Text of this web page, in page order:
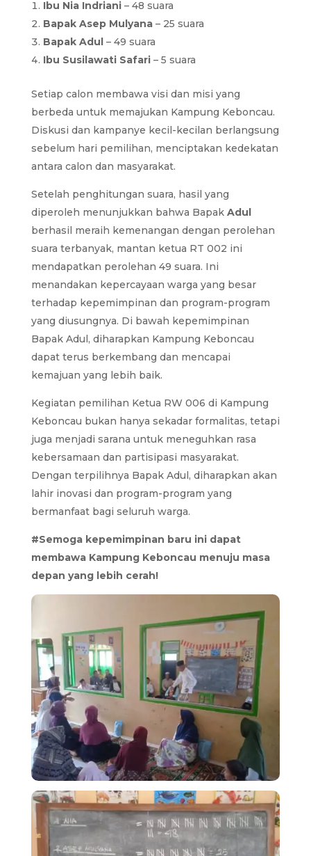
Ibu Nia Indriani– 48 suara
Bapak Asep Mulyana– 25 suara
Bapak Adul– 49 suara
Ibu Susilawati Safari– 5 suara
Setiap calon membawa visi dan misi yang
berbeda untuk memajukan Kampung Keboncau.
Diskusi dan kampanye kecil-kecilan berlangsung
sebelum hari pemilihan, menciptakan kedekatan
antara calon dan masyarakat.
Setelah penghitungan suara, hasil yang
diperoleh menunjukkan bahwa Bapak Adul
berhasil meraih kemenangan dengan perolehan
suara terbanyak, mantan ketua RT 002 ini
mendapatkan perolehan 49 suara. Ini
menandakan kepercayaan warga yang besar
terhadap kepemimpinan dan program-program
yang diusungnya. Di bawah kepemimpinan
Bapak Adul, diharapkan Kampung Keboncau
dapat terus berkembang dan mencapai
kemajuan yang lebih baik.
Kegiatan pemilihan Ketua RW 006 di Kampung
Keboncau bukan hanya sekadar formalitas, tetapi
juga menjadi sarana untuk meneguhkan rasa
kebersamaan dan partisipasi masyarakat.
Dengan terpilihnya Bapak Adul, diharapkan akan
lahir inovasi dan program-program yang
bermanfaat bagi seluruh warga.
#Semoga kepemimpinan baru ini dapat
membawa Kampung Keboncau menuju masa
depan yang lebih cerah!